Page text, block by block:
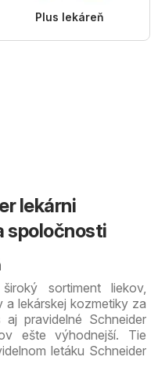
Plus lekáreň
lekárni
spoločnosti
sortiment liekov,
lekárskej kozmetiky za
pravidelné Schneider
ešte výhodnejší. Tie
letáku Schneider